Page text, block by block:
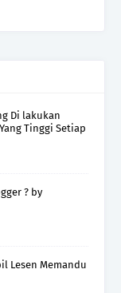
Di lakukan
Tinggi Setiap
? by
Lesen Memandu